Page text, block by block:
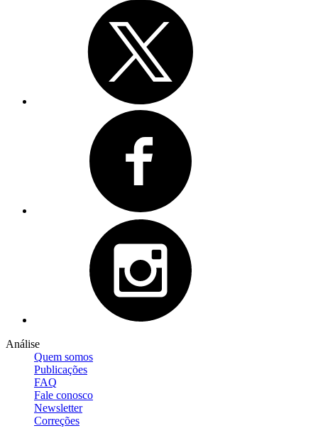
Análise
Quem somos
Publicações
FAQ
Fale conosco
Newsletter
Correções